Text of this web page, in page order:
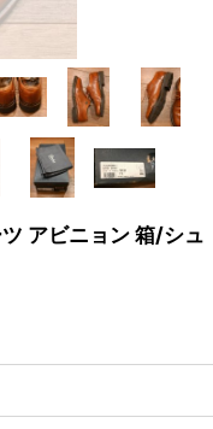
アビニョン 箱/シュ